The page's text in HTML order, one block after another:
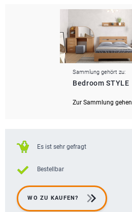
Sammlung gehört zu:
Bedroom STYLE
Zur Sammlung gehen
Es ist sehr gefragt
Bestellbar
WO ZU KAUFEN?